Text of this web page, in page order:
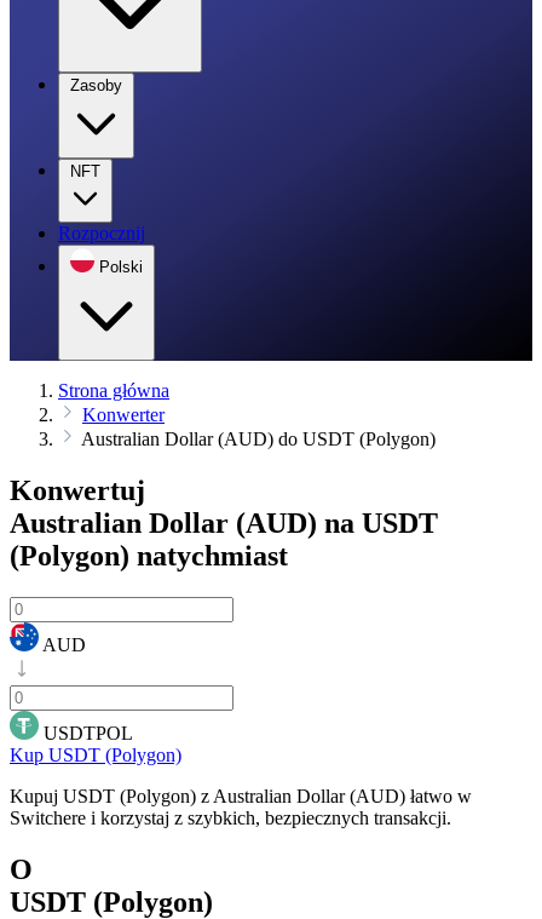
Zasoby
NFT
Rozpocznij
Polski
Strona główna
Konwerter
Australian Dollar (AUD) do USDT (Polygon)
Konwertuj
Australian Dollar (AUD) na USDT
(Polygon) natychmiast
AUD
USDTPOL
Kup USDT (Polygon)
Kupuj USDT (Polygon) z Australian Dollar (AUD) łatwo w
Switchere i korzystaj z szybkich, bezpiecznych transakcji.
O
USDT (Polygon)